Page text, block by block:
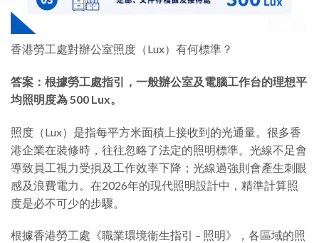
香港勞工處對辦公室照度（Lux）有何標準？
答案：根據勞工處指引，一般辦公室及電腦工作台的理想平
均照明度為 500 Lux。
照度（Lux）是指每平方米面積上接收到的光通量。很多香
港企業在裝修時，往往忽略了法定的照明標準。光線不足會
導致員工視力受損及工作效率下降；光線過強則會產生刺眼
感及浪費電力。在2026年的現代照明設計中，精準計算照
度是必不可少的步驟。
根據香港勞工處《職業環境衞生指引 – 照明》，各區域的照